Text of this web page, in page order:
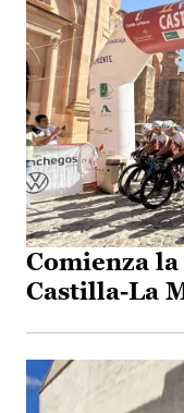
Comienza
Castilla-La